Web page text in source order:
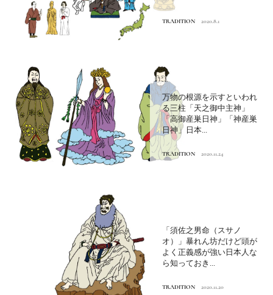
TRADITION 2020.8.1
万物の根源を示すといわれ
る三柱「天之御中主神」
「高御産巣日神」「神産巣
日神」日本...
TRADITION 2020.11.24
「須佐之男命（スサノ
オ）」暴れん坊だけど頭が
よく正義感が強い日本人な
ら知っておき...
TRADITION 2020.11.20